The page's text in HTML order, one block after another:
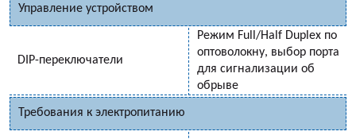
Управление устройством
DIP-переключатели
Режим Full/Half Duplex по
оптоволокну, выбор порта
для сигнализации об
обрыве
Требования к электропитанию